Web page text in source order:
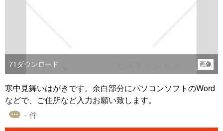
71 ダウンロード 画像
寒中見舞いはがきです。余白部分にパソコンソフトのWord
などで、ご住所など入力お願い致します。
- 件